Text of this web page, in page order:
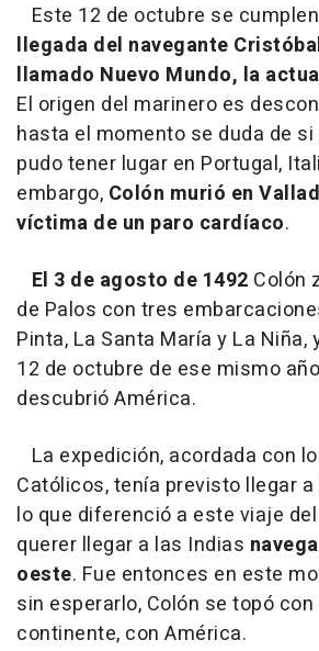
Este 12 de octubre se cumplen
llegada del navegante
llamado Nuevo Mundo, la
El origen del marinero es
hasta el momento se duda de
pudo tener lugar en Portugal,
embargo, Colón murió en
víctima de un paro cardíaco.
El 3 de agosto de 1492 Colón
de Palos con tres
Pinta, La Santa María y La Niña,
12 de octubre de ese mismo
descubrió América.
La expedición, acordada con
Católicos, tenía previsto llegar
lo que diferenció a este viaje
querer llegar a las Indias
oeste. Fue entonces en este
sin esperarlo, Colón se topó
continente, con América.